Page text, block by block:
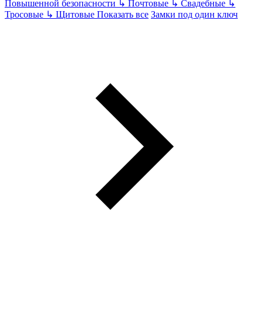
Повышенной безопасности ↳ Почтовые ↳ Свадебные ↳
Тросовые ↳ Щитовые Показать все Замки под один ключ